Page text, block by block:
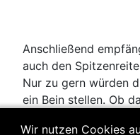
Anschließend
auch den
Nur zu gern würden
ein Bein stellen. Ob
Wir nutzen Cookies